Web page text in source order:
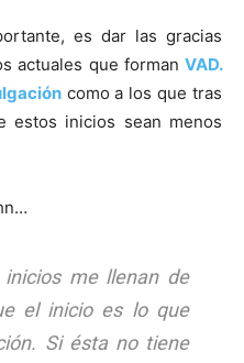
es dar las gracias
actuales que forman VAD.
como a los que tras
estos inicios sean menos
inicios me llenan de
el inicio es lo que
Si ésta no tiene